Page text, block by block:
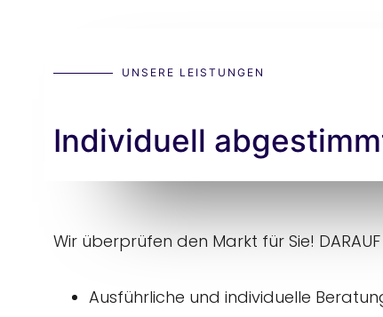
UNSERE LEISTUNGEN
Individuell
Wir überprüfen den Markt für Sie! DARAUF
Ausführliche und individuelle